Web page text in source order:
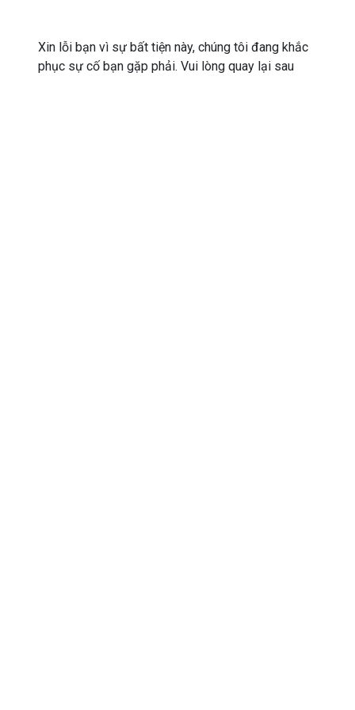
Xin lỗi bạn vì sự bất tiện này, chúng tôi đang khắc
phục sự cố bạn gặp phải. Vui lòng quay lại sau